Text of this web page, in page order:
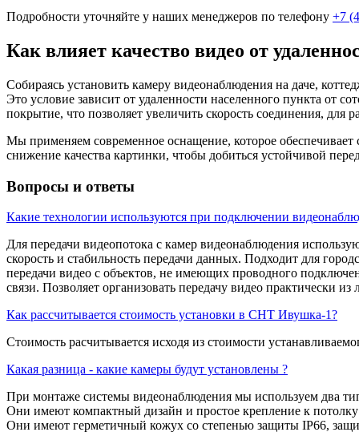
Подробности уточняйте у наших менеджеров по телефону +7
Как влияет качество видео от
Собираясь установить камеру видеонаблюдения на даче,
Это условие зависит от удаленности населенного пункта от
покрытие, что позволяет увеличить скорость соединения, для
Мы применяем современное оснащение, которое
снижение качества картинки, чтобы добиться устойчивой
Вопросы и ответы
Какие технологии используются при подключении
Для передачи видеопотока с камер видеонаблюдения
скорость и стабильность передачи данных. Подходит для
передачи видео с объектов, не имеющих проводного
связи. Позволяет организовать передачу видео практически
Как рассчитывается стоимость установки в СНТ Ивушка-1?
Стоимость расчитывается исходя из стоимости
Какая разница - какие камеры будут установлены ?
При монтаже системы видеонаблюдения мы используем два
Они имеют компактный дизайн и простое крепление к
Они имеют герметичный кожух со степенью защиты IP66,